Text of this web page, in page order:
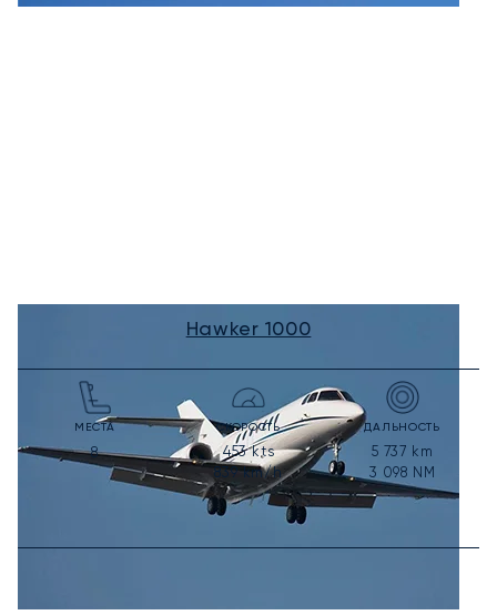
Hawker 1000
МЕСТА
8
СКОРОСТЬ
453kts
839km/h
ДАЛЬНОСТЬ
5 737 km
3 098 NM